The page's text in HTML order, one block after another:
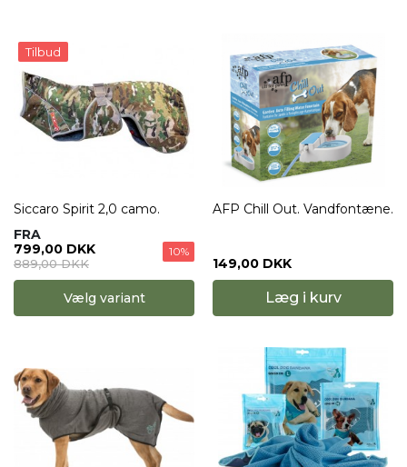
Tilbud
Siccaro Spirit 2,0 camo.
FRA
799,00 DKK
889,00 DKK
10%
Vælg variant
AFP Chill Out. Vandfontæne.
149,00 DKK
Læg i kurv